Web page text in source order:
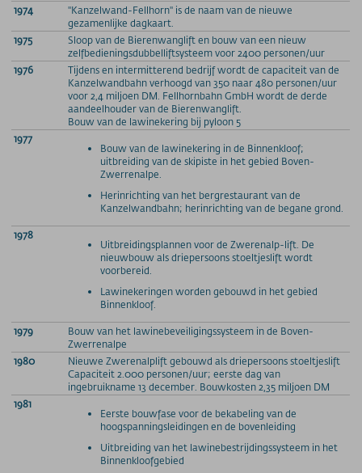
1974
"Kanzelwand-Fellhorn" is de naam van de nieuwe
gezamenlijke dagkaart.
1975
Sloop van de Bierenwanglift en bouw van een nieuw
zelfbedieningsdubbelliftsysteem voor 2400 personen/uur
1976
Tijdens en intermitterend bedrijf wordt de capaciteit van de
Kanzelwandbahn verhoogd van 350 naar 480 personen/uur
voor 2,4 miljoen DM. Fellhornbahn GmbH wordt de derde
aandeelhouder van de Bierenwanglift.
Bouw van de lawinekering bij pyloon 5
1977
Bouw van de lawinekering in de Binnenkloof;
uitbreiding van de skipiste in het gebied Boven-
Zwerrenalpe.
Herinrichting van het bergrestaurant van de
Kanzelwandbahn; herinrichting van de begane grond.
1978
Uitbreidingsplannen voor de Zwerenalp-lift. De
nieuwbouw als driepersoons stoeltjeslift wordt
voorbereid.
Lawinekeringen worden gebouwd in het gebied
Binnenkloof.
1979
Bouw van het lawinebeveiligingssysteem in de Boven-
Zwerrenalpe
1980
Nieuwe Zwerenalplift gebouwd als driepersoons stoeltjeslift
Capaciteit 2.000 personen/uur; eerste dag van
ingebruikname 13 december. Bouwkosten 2,35 miljoen DM
1981
Eerste bouwfase voor de bekabeling van de
hoogspanningsleidingen en de bovenleiding
Uitbreiding van het lawinebestrijdingssysteem in het
Binnenkloofgebied